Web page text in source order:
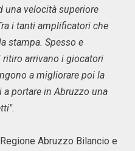
una velocità superiore
i tanti amplificatori che
stampa. Spesso e
arrivano i giocatori
a migliorare poi la
portare in Abruzzo una
Abruzzo Bilancio e